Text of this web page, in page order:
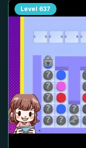
Level 637